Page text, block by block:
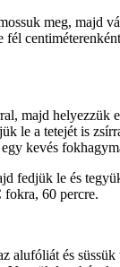
meg, majd
fél
majd helyezzük
le a tetejét is
kevés
fedjük le és
fokra, 60 percre.
alufóliát és